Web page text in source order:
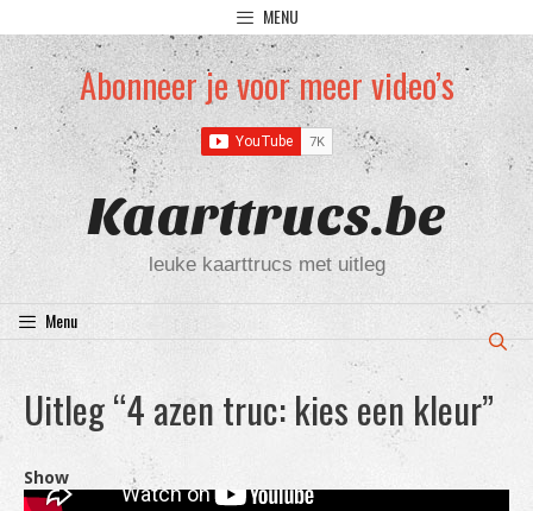
naar
de
inhoud
MENU
Abonneer je voor meer video’s
Kaarttrucs.be
leuke kaarttrucs met uitleg
Menu
Uitleg “4 azen truc: kies een kleur”
Show